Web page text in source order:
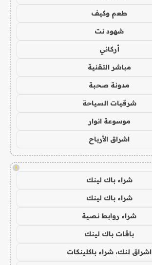
طعم وكيف
شهود نت
أركاني
مباشر التقنية
مدونة صحبة
شرقيات السياحة
موسوعة انوار
اشراق الأرباح
!
شراء باك لينك
شراء باك لينك
شراء روابط نصية
باقات باك لينك
اشراق لنك، شراء باكلينكات